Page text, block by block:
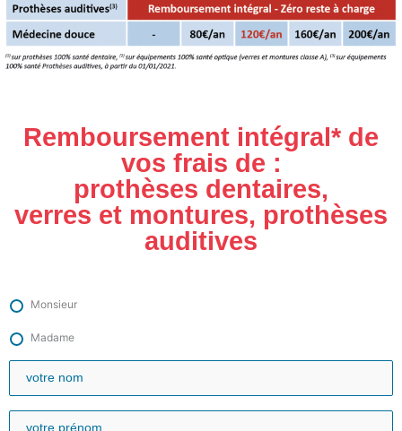
Remboursement intégral* de
vos frais de :
prothèses dentaires,
verres et montures, prothèses
auditives
Monsieur
Madame